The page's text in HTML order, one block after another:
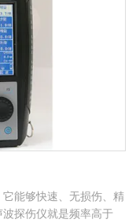
能够快速、无损伤、精
探伤仪就是频率高于